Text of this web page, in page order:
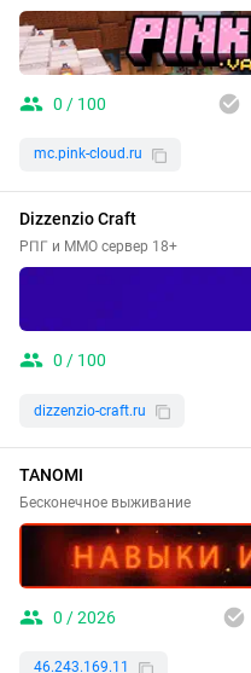
0 / 100
mc.pink-cloud.ru
Dizzenzio Craft
РПГ и ММО сервер 18+
0 / 100
dizzenzio-craft.ru
TANOMI
Бесконечное выживание
0 / 2026
46.243.169.11